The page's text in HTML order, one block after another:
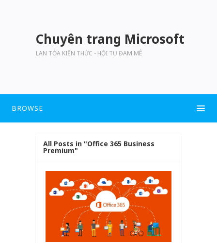
Chuyên trang Microsoft
LAN TỎA KIẾN THỨC - HỘI TỤ ĐAM MÊ
BROWSE
All Posts in "Office 365 Business
Premium"